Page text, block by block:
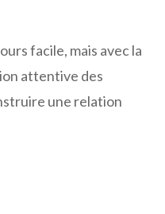
facile, mais avec la
attentive des
une relation